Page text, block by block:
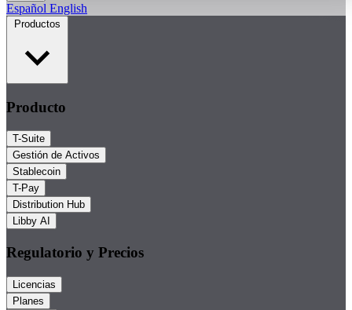
Español English
Productos
Producto
T-Suite
Gestión de Activos
Stablecoin
T-Pay
Distribution Hub
Libby AI
Regulatorio y Precios
Licencias
Planes